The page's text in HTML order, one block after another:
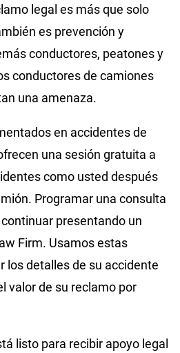
legal es más que solo
es prevención y
conductores, peatones y
conductores de camiones
una amenaza.
en accidentes de
una sesión gratuita a
como usted después
Programar una consulta
presentando un
Firm. Usamos estas
los detalles de su accidente
valor de su reclamo por
listo para recibir apoyo legal